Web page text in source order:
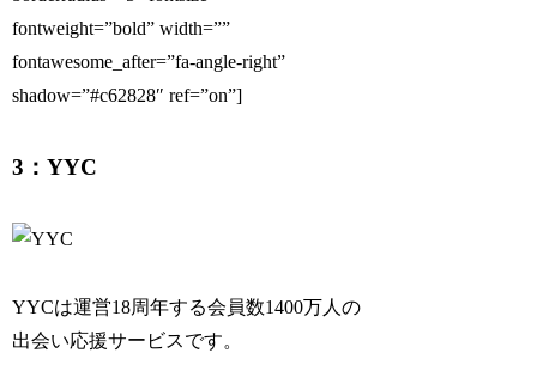
fontweight=”bold” width=””
fontawesome_after=”fa-angle-right”
shadow=”#c62828″ ref=”on”]
3：YYC
YYCは運営18周年する会員数1400万人の
出会い応援サービスです。